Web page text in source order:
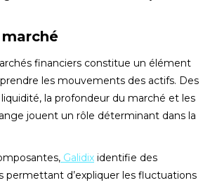
financiers constitue un élément
les mouvements des actifs. Des
la profondeur du marché et les
jouent un rôle déterminant dans la
Galidix identifie des
permettant d’expliquer les fluctuations